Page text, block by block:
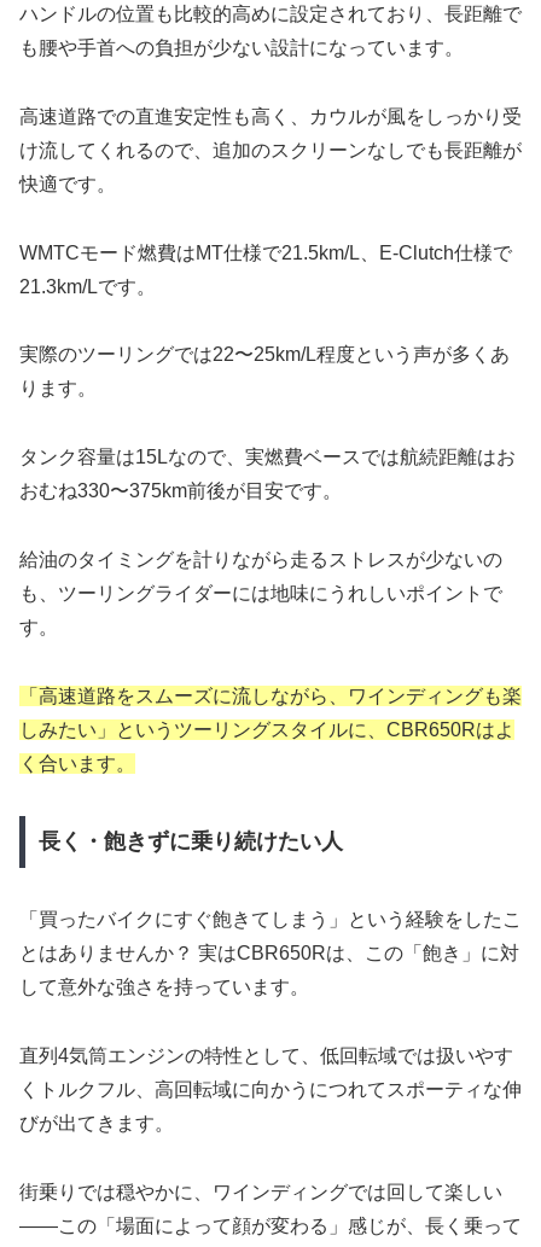
ハンドルの位置も比較的高めに設定されており、長距離で
も腰や手首への負担が少ない設計になっています。
高速道路での直進安定性も高く、カウルが風をしっかり受
け流してくれるので、追加のスクリーンなしでも長距離が
快適です。
WMTCモード燃費はMT仕様で21.5km/L、E-Clutch仕様で
21.3km/Lです。
実際のツーリングでは22〜25km/L程度という声が多くあ
ります。
タンク容量は15Lなので、実燃費ベースでは航続距離はお
おむね330〜375km前後が目安です。
給油のタイミングを計りながら走るストレスが少ないの
も、ツーリングライダーには地味にうれしいポイントで
す。
「高速道路をスムーズに流しながら、ワインディングも楽
しみたい」というツーリングスタイルに、CBR650Rはよ
く合います。
長く・飽きずに乗り続けたい人
「買ったバイクにすぐ飽きてしまう」という経験をしたこ
とはありませんか？ 実はCBR650Rは、この「飽き」に対
して意外な強さを持っています。
直列4気筒エンジンの特性として、低回転域では扱いやす
くトルクフル、高回転域に向かうにつれてスポーティな伸
びが出てきます。
街乗りでは穏やかに、ワインディングでは回して楽しい
——この「場面によって顔が変わる」感じが、長く乗って